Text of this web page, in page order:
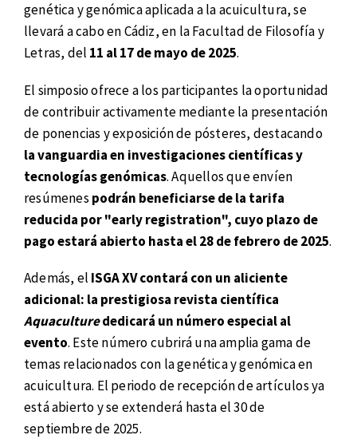
genética y genómica aplicada a la acuicultura, se
llevará a cabo en Cádiz, en la Facultad de Filosofía y
Letras, del 11 al 17 de mayo de 2025.
El simposio ofrece a los participantes la oportunidad
de contribuir activamente mediante la presentación
de ponencias y exposición de pósteres, destacando
la vanguardia en investigaciones científicas y
tecnologías genómicas. Aquellos que envíen
resúmenes podrán beneficiarse de la tarifa
reducida por "early registration", cuyo plazo de
pago estará abierto hasta el 28 de febrero de 2025.
Además, el ISGA XV contará con un aliciente
adicional: la prestigiosa revista científica
Aquaculturededicará un número especial al
evento. Este número cubrirá una amplia gama de
temas relacionados con la genética y genómica en
acuicultura. El periodo de recepción de artículos ya
está abierto y se extenderá hasta el 30 de
septiembre de 2025.